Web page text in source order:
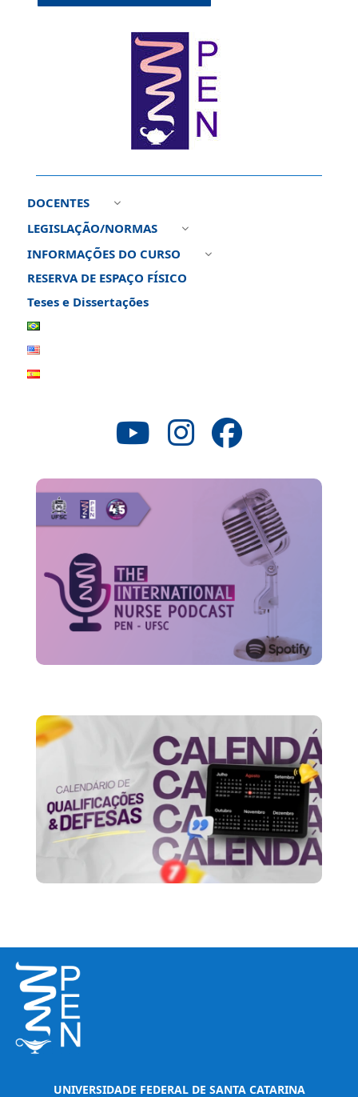
DOCENTES 3
LEGISLAÇÃO/NORMAS 3
INFORMAÇÕES DO CURSO 3
RESERVA DE ESPAÇO FÍSICO
Teses e Dissertações
UNIVERSIDADE FEDERAL DE SANTA CATARINA